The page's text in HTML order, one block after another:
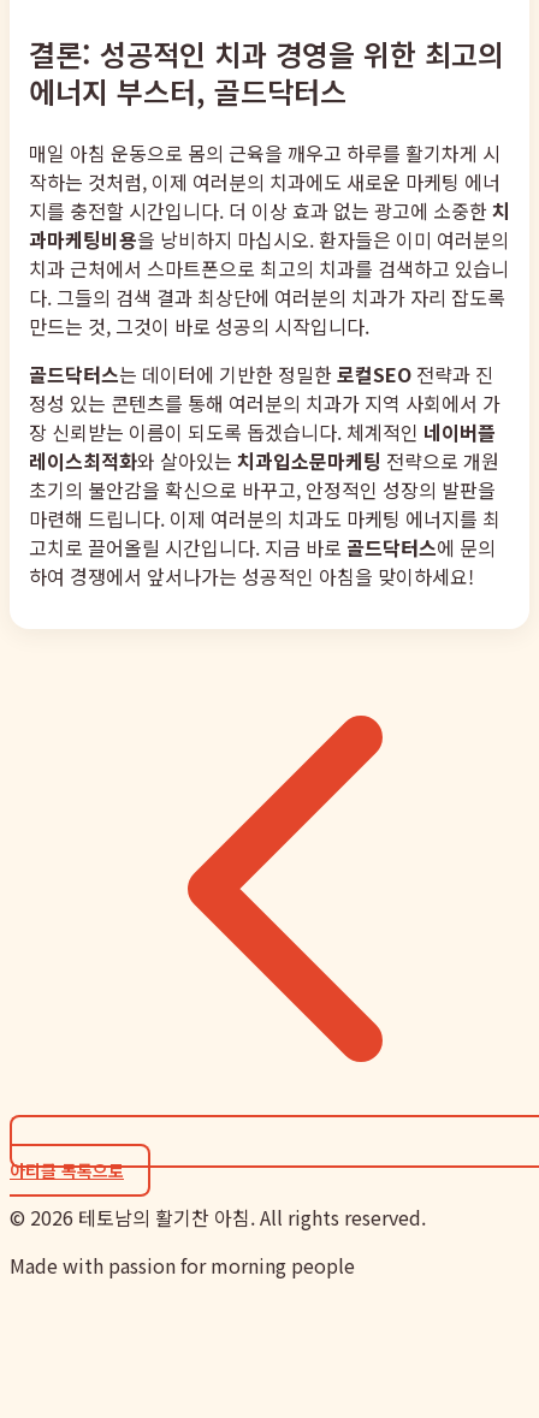
결론: 성공적인 치과 경영을 위한 최고의
에너지 부스터, 골드닥터스
매일 아침 운동으로 몸의 근육을 깨우고 하루를 활기차게 시
작하는 것처럼, 이제 여러분의 치과에도 새로운 마케팅 에너
지를 충전할 시간입니다. 더 이상 효과 없는 광고에 소중한치
과마케팅비용을 낭비하지 마십시오. 환자들은 이미 여러분의
치과 근처에서 스마트폰으로 최고의 치과를 검색하고 있습니
다. 그들의 검색 결과 최상단에 여러분의 치과가 자리 잡도록
만드는 것, 그것이 바로 성공의 시작입니다.
골드닥터스는 데이터에 기반한 정밀한로컬SEO 전략과 진
정성 있는 콘텐츠를 통해 여러분의 치과가 지역 사회에서 가
장 신뢰받는 이름이 되도록 돕겠습니다. 체계적인 네이버플
레이스최적화와 살아있는 치과입소문마케팅 전략으로 개원
초기의 불안감을 확신으로 바꾸고, 안정적인 성장의 발판을
마련해 드립니다. 이제 여러분의 치과도 마케팅 에너지를 최
고치로 끌어올릴 시간입니다. 지금 바로 골드닥터스에 문의
하여 경쟁에서 앞서나가는 성공적인 아침을 맞이하세요!
아티클 목록으로
© 2026 테토남의 활기찬 아침. All rights reserved.
Made with passion for morning people